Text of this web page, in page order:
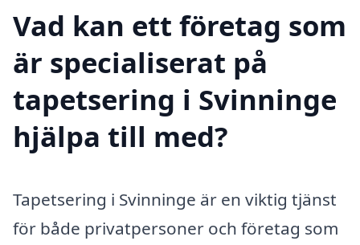
Vad kan ett företag som
är specialiserat på
tapetsering i Svinninge
hjälpa till med?
Tapetsering i Svinninge är en viktig tjänst
för både privatpersoner och företag som